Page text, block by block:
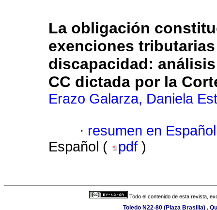
La obligación
exenciones
discapacidad:
CC dictada por la
Erazo Galarza, Daniela
· resumen en Español
Español (
pdf )
Todo el contenido de esta revista,
Toledo N22-80 (Plaza Brasilia) ,